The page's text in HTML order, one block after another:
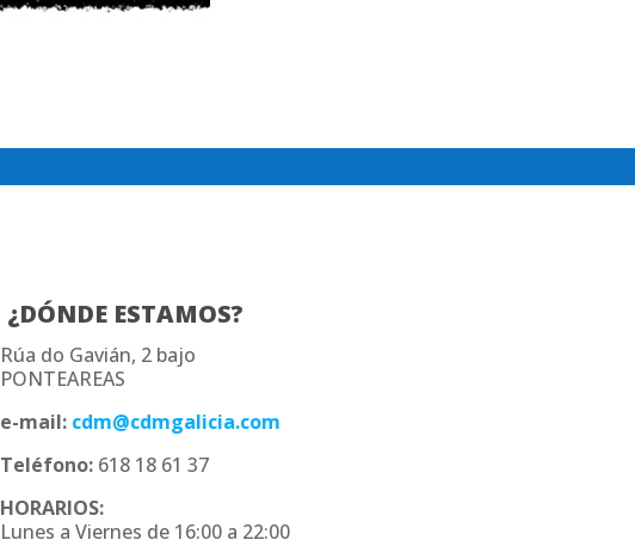
¿DÓNDE ESTAMOS?
Rúa do Gavián, 2 bajo
PONTEAREAS
e-mail: cdm@cdmgalicia.com
Teléfono:618 18 61 37
HORARIOS:
Lunes a Viernes de 16:00 a 22:00